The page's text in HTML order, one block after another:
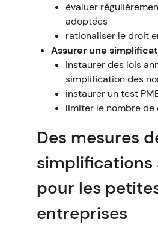
évaluer
adoptées
rationaliser le droit
Assurer une
instaurer des lois
simplification des
instaurer un test
limiter le nombre de
Des mesures
simplifications
pour les
entreprises